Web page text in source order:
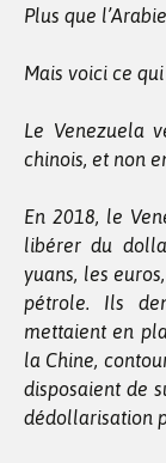
Plus que
Mais voici ce
Le Venezuela
chinois, et non
En 2018, le
libérer du
yuans, les
pétrole. Ils
mettaient en
la Chine,
disposaient de
dédollarisation